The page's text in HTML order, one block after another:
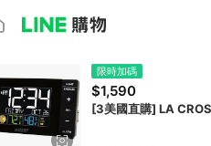
限時加碼
$1,590
[3美國直購] LA